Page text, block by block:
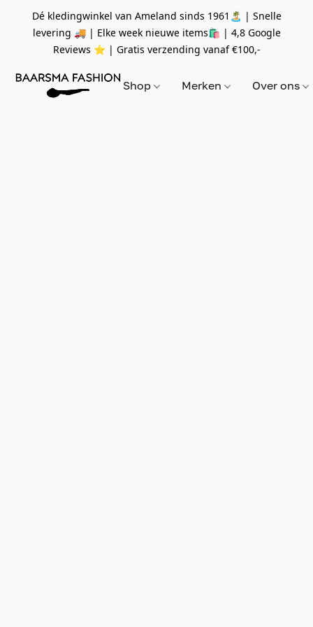
Dé kledingwinkel van Ameland sinds 1961🏝 | Snelle
levering 🚚 | Elke week nieuwe items🛍 | 4,8 Google
Reviews ⭐️ | Gratis verzending vanaf€100,-
Shop Merken Over ons